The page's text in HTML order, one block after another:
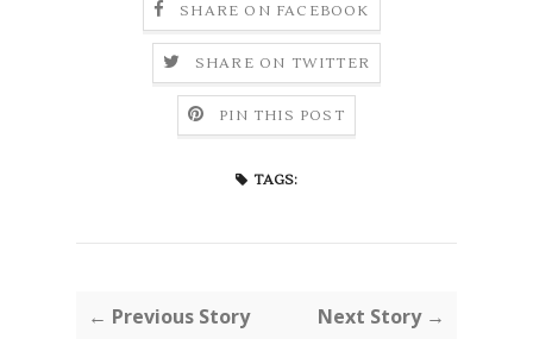
SHARE ON FACEBOOK
SHARE ON TWITTER
PIN THIS POST
TAGS:
← Previous Story Next Story →